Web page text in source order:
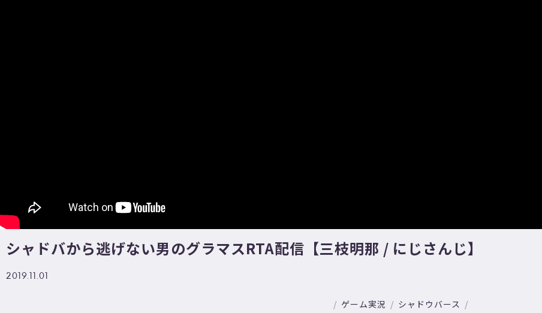
シャドバから逃げない男のグラマスRTA配信【三枝明那 / にじさんじ】
2019.11.01
ゲーム実況 シャドウバース